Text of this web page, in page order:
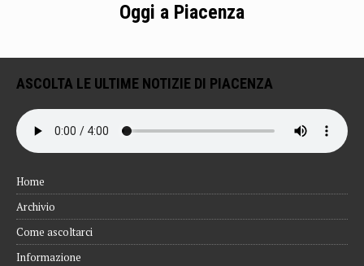
Oggi a Piacenza
ASCOLTA LE ULTIME NOTIZIE DI PIACENZA
Home
Archivio
Come ascoltarci
Informazione